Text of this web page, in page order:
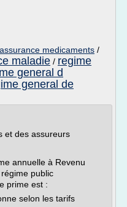
medicaments /
maladie / regime
general d
general de
et des assureurs
annuelle à Revenu
public
prime est :
selon les tarifs